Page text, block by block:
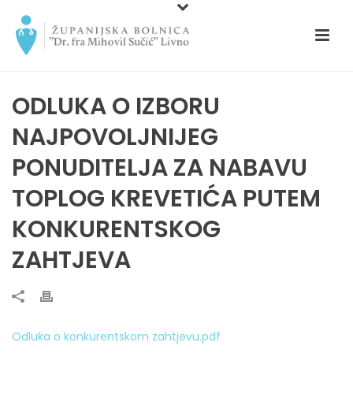
ODLUKA O IZBORU
NAJPOVOLJNIJEG
PONUDITELJA ZA NABAVU
TOPLOG KREVETIĆA PUTEM
KONKURENTSKOG
ZAHTJEVA
Odluka o konkurentskom zahtjevu.pdf